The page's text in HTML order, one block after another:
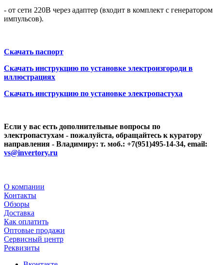
- от сети 220В через адаптер (входит в комплект с генератором
импульсов).
Скачать паспорт
Скачать инструкцию по установке электроизгороди в
иллюстрациях
Скачать инструкцию по установке электропастуха
Если у вас есть дополнительные вопросы по
электропастухам - пожалуйста, обращайтесь к куратору
направления - Владимиру: т. моб.: +7(951)495-14-34, email:
vs@invertory.ru
О компании
Контакты
Обзоры
Доставка
Как оплатить
Оптовые продажи
Сервисный центр
Реквизиты